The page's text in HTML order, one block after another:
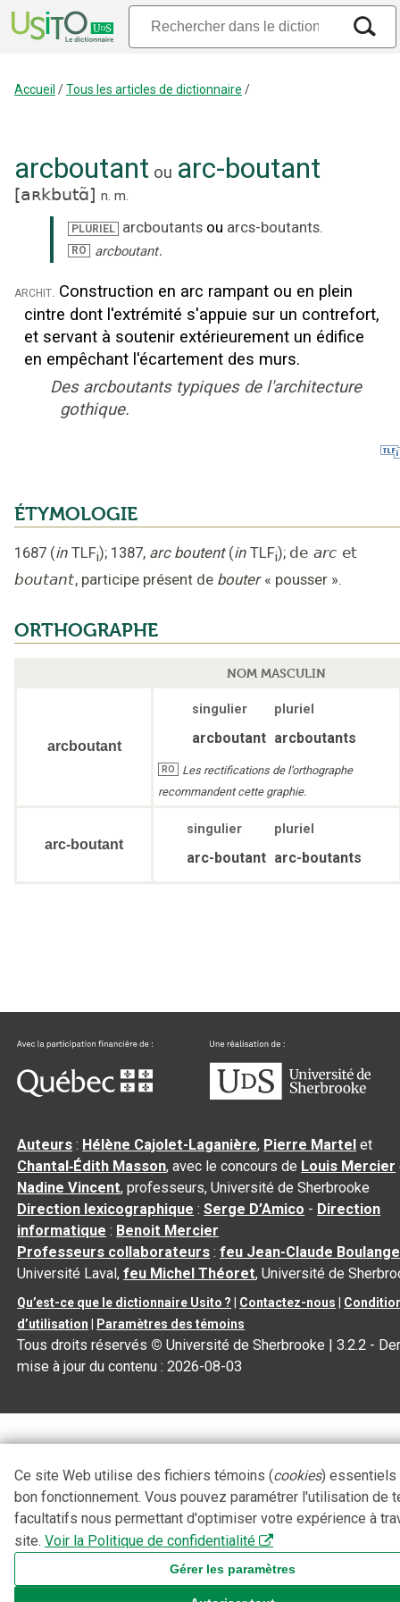
Accueil /Tous les articles de dictionnaire /
arcboutant ou arc-boutant
[aʀkbutɑ̃] n. m.
PLURIEL arcboutants ou arcs-boutants.
RO arcboutant.
archit. Construction en arc rampant ou en plein
cintre dont l'extrémité s'appuie sur un contrefort,
et servant à soutenir extérieurement un édifice
en empêchant l'écartement des murs.
Des arcboutants typiques de l'architecture
gothique.
ÉTYMOLOGIE
1687 (in TLFi); 1387, arc boutent (in TLFi); de arc et
boutant, participe présent de bouter « pousser ».
ORTHOGRAPHE
NOM MASCULIN
arcboutant
singulier pluriel
arcboutant arcboutants
RO
Les rectifications de l’orthographe
recommandent cette graphie.
arc-boutant
singulier pluriel
arc-boutant arc-boutants
Auteurs : Hélène Cajolet-Laganière, Pierre Martel et
Chantal‑Édith Masson, avec le concours de Louis Mercier
Nadine Vincent, professeurs, Université de Sherbrooke
Direction lexicographique :Serge D’Amico - Direction
informatique : Benoit Mercier
Professeurs collaborateurs :feu Jean-Claude
Université Laval,feu Michel Théoret, Université de
Qu’est-ce que le dictionnaire Usito ? | Contactez-nous |
d’utilisation | Paramètres des témoins
Tous droits réservés © Université de Sherbrooke |3.2.2 -
mise à jour du contenu :2026-08-03
Ce site Web utilise des fichiers témoins (cookies) essentiels
bon fonctionnement. Vous pouvez paramétrer l'utilisation de
facultatifs nous permettant d'optimiser votre expérience à
site. Voir la Politique de confidentialité
Gérer les paramètres